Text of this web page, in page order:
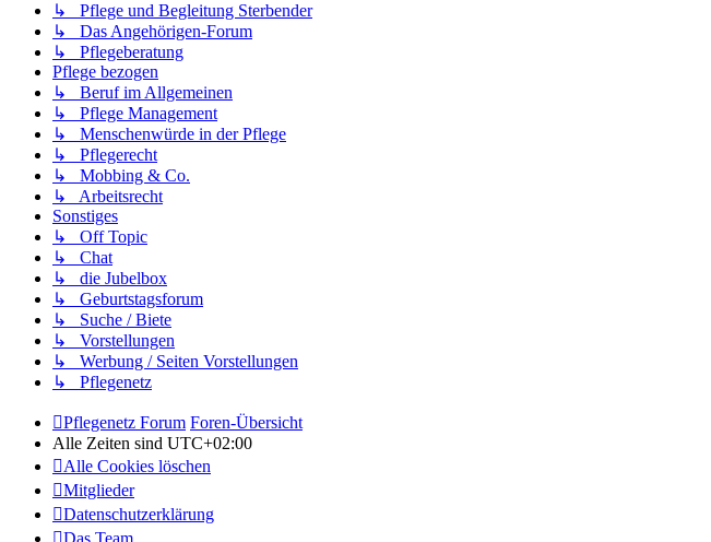
↳ Pflege und Begleitung Sterbender
↳ Das Angehörigen-Forum
↳ Pflegeberatung
Pflege bezogen
↳ Beruf im Allgemeinen
↳ Pflege Management
↳ Menschenwürde in der Pflege
↳ Pflegerecht
↳ Mobbing & Co.
↳ Arbeitsrecht
Sonstiges
↳ Off Topic
↳ Chat
↳ die Jubelbox
↳ Geburtstagsforum
↳ Suche / Biete
↳ Vorstellungen
↳ Werbung / Seiten Vorstellungen
↳ Pflegenetz
Pflegenetz Forum Foren-Übersicht
Alle Zeiten sind UTC+02:00
Alle Cookies löschen
Mitglieder
Datenschutzerklärung